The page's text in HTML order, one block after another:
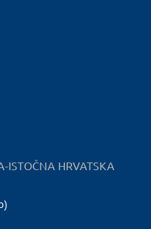
ISTOČNA HRVATSKA